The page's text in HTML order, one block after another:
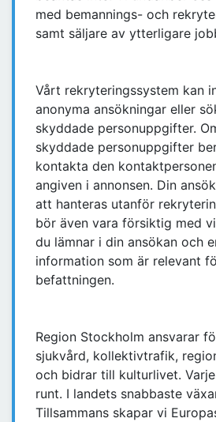
med bemannings- och
samt säljare av ytterligare
Vårt rekryteringssystem kan
anonyma ansökningar eller
skyddade personuppgifter.
skyddade personuppgifter
kontakta den
angiven i annonsen. Din
att hanteras utanför
bör även vara försiktig med
du lämnar i din ansökan och
information som är relevant
befattningen.
Region Stockholm ansvarar
sjukvård, kollektivtrafik,
och bidrar till kulturlivet.
runt. I landets snabbaste
Tillsammans skapar vi